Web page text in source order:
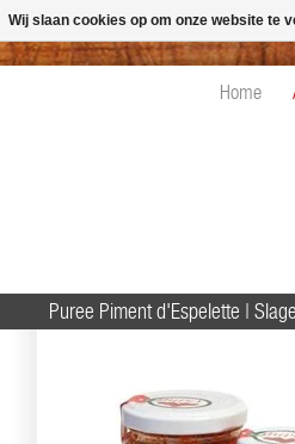
Home
Puree Piment d'Espelette |
Wij slaan cookies op om onze website te